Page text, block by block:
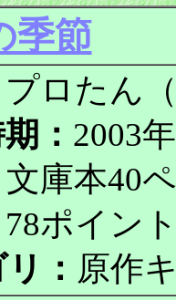
季節
プロたん
： 2003
文庫本40
78ポイント
： 原作